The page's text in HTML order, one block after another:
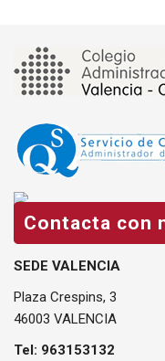
Contacta con
SEDE VALENCIA
Plaza Crespins, 3
46003 VALENCIA
Tel: 963153132